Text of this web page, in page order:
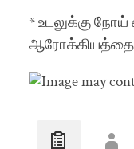
* உடலுக்கு நோய்
ஆரோக்கியத்தை